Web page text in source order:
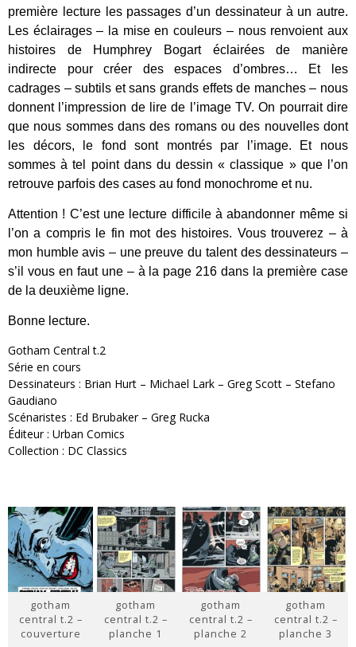
première lecture les passages d’un dessinateur à un autre.
Les éclairages – la mise en couleurs – nous renvoient aux
histoires de Humphrey Bogart éclairées de manière
indirecte pour créer des espaces d’ombres… Et les
cadrages – subtils et sans grands effets de manches – nous
donnent l’impression de lire de l’image TV. On pourrait dire
que nous sommes dans des romans ou des nouvelles dont
les décors, le fond sont montrés par l’image. Et nous
sommes à tel point dans du dessin « classique » que l’on
retrouve parfois des cases au fond monochrome et nu.
Attention ! C’est une lecture difficile à abandonner même si
l’on a compris le fin mot des histoires. Vous trouverez – à
mon humble avis – une preuve du talent des dessinateurs –
s’il vous en faut une – à la page 216 dans la première case
de la deuxième ligne.
Bonne lecture.
Gotham Central t.2
Série en cours
Dessinateurs : Brian Hurt – Michael Lark – Greg Scott – Stefano
Gaudiano
Scénaristes : Ed Brubaker – Greg Rucka
Éditeur: Urban Comics
Collection : DC Classics
gotham
central t.2 –
couverture
gotham
central t.2 –
planche 1
gotham
central t.2 –
planche 2
gotham
central t.2 –
planche 3